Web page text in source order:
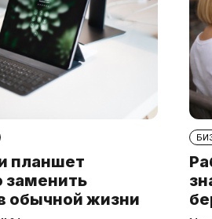
планшет
заменить
обычной жизни